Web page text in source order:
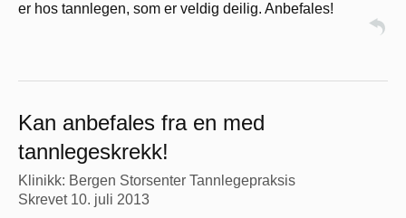
er hos tannlegen, som er veldig deilig. Anbefales!
Kan anbefales fra en med
tannlegeskrekk!
Klinikk: Bergen Storsenter Tannlegepraksis
Skrevet 10. juli 2013